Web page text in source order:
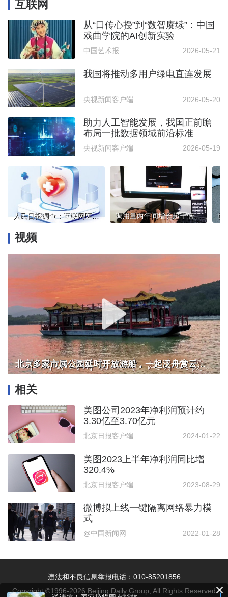
互联网
从“口传心授”到“数智赓续”：中国
戏曲学院的AI创新实验
中国艺术报 2026-05-21
我国将推动多用户绿电直连发展
央视新闻客户端 2026-05-20
助力人工智能发展，我国正前瞻
布局一批数据领域前沿标准
央视新闻客户端 2026-05-19
人民日报调查：互联网医院“堵”在哪？ 调用量两年间增长超千倍，小词元如何撬动AI大产业
视频
北京多家市属公园延时开放游船，一起泛舟赏云霞！
相关
美图公司2023年净利润预计约
3.30亿至3.70亿元
北京日报客户端 2024-01-22
美图2023上半年净利润同比增
320.4%
北京日报客户端 2023-08-29
微博拟上线一键隔离网络暴力模
式
@中国新闻网 2022-01-28
违法和不良信息举报电话：010-85201856
Copyright ©1996-2026 Beijing Daily Group, All Rights Reserved